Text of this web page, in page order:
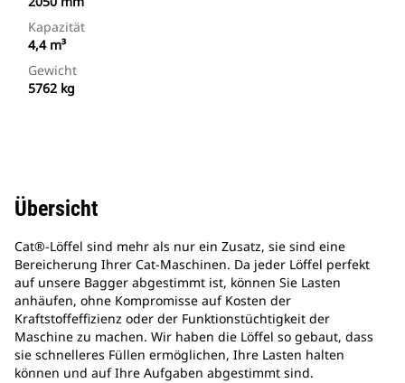
Kapazität
4,4 m³
Gewicht
5762 kg
Übersicht
Cat®-Löffel sind mehr als nur ein Zusatz, sie sind eine
Bereicherung Ihrer Cat-Maschinen. Da jeder Löffel perfekt
auf unsere Bagger abgestimmt ist, können Sie Lasten
anhäufen, ohne Kompromisse auf Kosten der
Kraftstoffeffizienz oder der Funktionstüchtigkeit der
Maschine zu machen. Wir haben die Löffel so gebaut, dass
sie schnelleres Füllen ermöglichen, Ihre Lasten halten
können und auf Ihre Aufgaben abgestimmt sind.